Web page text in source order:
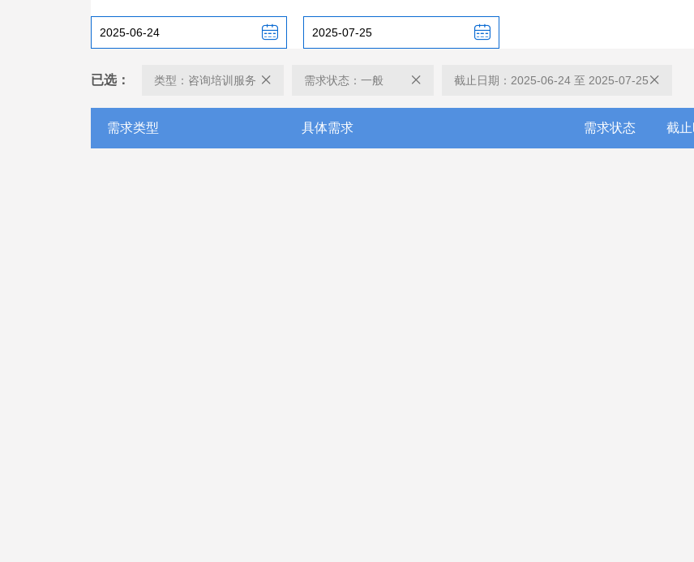
已选： 类型：咨询培训服务 需求状态：一般 截止日期：2025-06-24 至 2025-07-25
需求类型 具体需求 需求状态 截止